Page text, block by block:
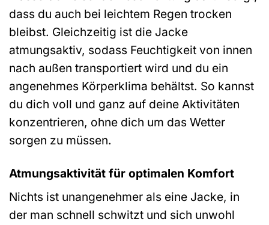
dass du auch bei leichtem Regen trocken
bleibst. Gleichzeitig ist die Jacke
atmungsaktiv, sodass Feuchtigkeit von innen
nach außen transportiert wird und du ein
angenehmes Körperklima behältst. So kannst
du dich voll und ganz auf deine Aktivitäten
konzentrieren, ohne dich um das Wetter
sorgen zu müssen.
Atmungsaktivität für optimalen Komfort
Nichts ist unangenehmer als eine Jacke, in
der man schnell schwitzt und sich unwohl